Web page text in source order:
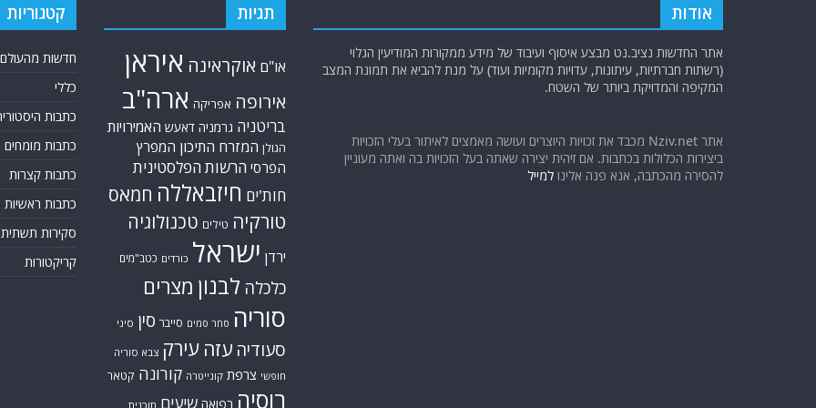
אודות
אתר החדשות נציב.נט מבצע איסוף ועיבוד של מידע ממקורות המודיעין הגלוי
(רשתות חברתיות, עיתונות, עדויות מקומיות ועוד) על מנת להביא את תמונת המצב
המקיפה והמדויקת ביותר של השטח.
אתר Nziv.net מכבד את זכויות היוצרים ועושה מאמצים לאיתור בעלי הזכויות
ביצירות הכלולות בכתבות. אם זיהית יצירה שאתה בעל הזכויות בה ואתה מעוניין
להסירה מהכתבה, אנא פנה אלינו למייל
תגיות
או"ם אוקראינה איראן
אירופה אפריקה ארה"ב
בריטניה גרמניה דאעש האמירויות
הגולן המזרח התיכון המפרץ
הפרסי הרשות הפלסטינית
חות'ים חיזבאללה חמאס
טורקיה טילים טכנולוגיה
ירדן ישראל כורדים כטב"מים
כלכלה לבנון מצרים
סוריה סחר סמים סייבר סין סיני
סעודיה עזה עירק צבא סוריה
חופשי צרפת קונייטרה קורונה קטאר
רוסיה רפואה שיעים תוכנית
קטגוריות
חדשות מהעולם
כללי
כתבות
כתבות מומחים
כתבות קצרות
כתבות ראשיות
סקירות תשתית
קריקטורות